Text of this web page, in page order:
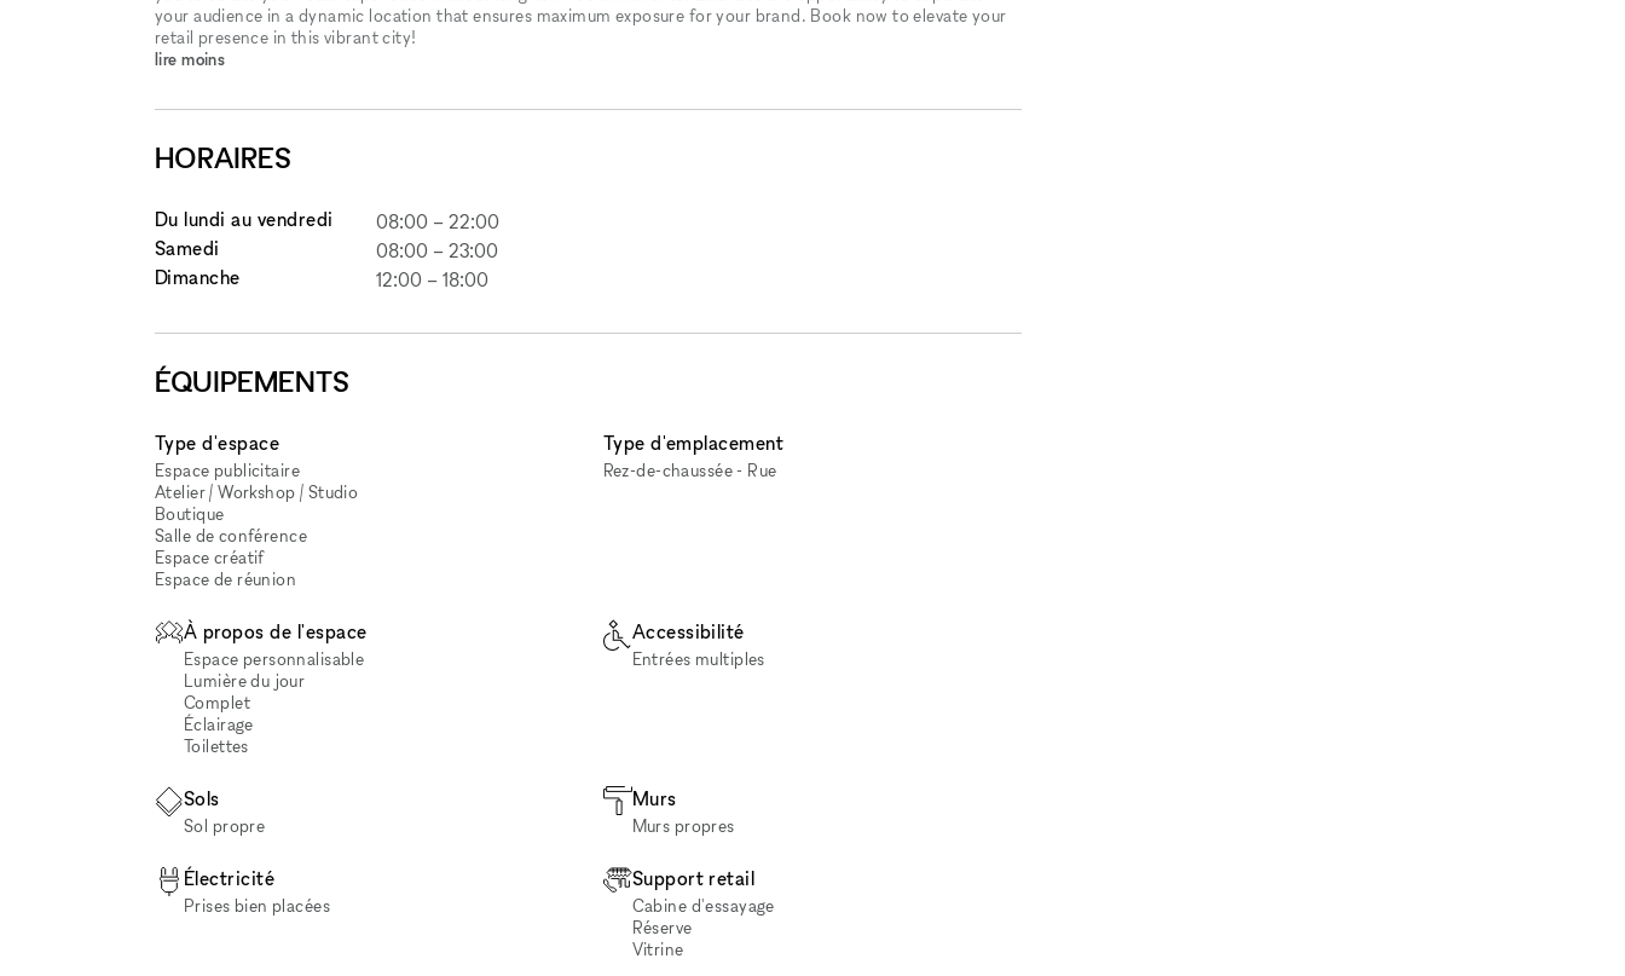
your audience in a dynamic location that ensures maximum exposure for your brand. Book now to elevate your
retail presence in this vibrant city!
lire moins
HORAIRES
Du lundi au vendredi 08:00 –22:00
Samedi
08:00 –23:00
Dimanche
12:00 –18:00
ÉQUIPEMENTS
Type d'espace
Espace publicitaire
Atelier / Workshop / Studio
Boutique
Salle de conférence
Espace créatif
Espace de réunion
Type d'emplacement
Rez-de-chaussée - Rue
À propos de l'espace
Espace personnalisable
Lumière du jour
Complet
Éclairage
Toilettes
Accessibilité
Entrées multiples
Sols
Sol propre
Murs
Murs propres
Électricité
Prises bien placées
Support retail
Cabine d'essayage
Réserve
Vitrine